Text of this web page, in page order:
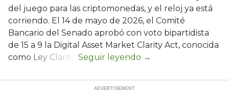
del juego para las criptomonedas, y el reloj ya está
corriendo. El 14 de mayo de 2026, el Comité
Bancario del Senado aprobó con voto bipartidista
de 15 a 9 la Digital Asset Market Clarity Act, conocida
como Ley Clarity.